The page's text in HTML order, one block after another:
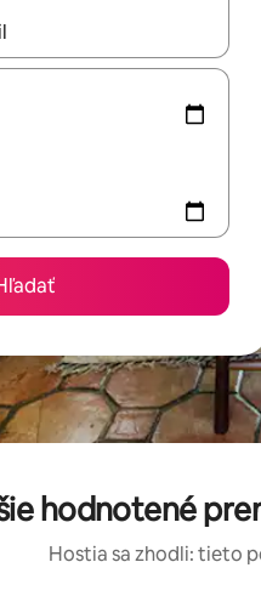
môžete si ich
hodnotené
Hostia sa zhodli: tieto